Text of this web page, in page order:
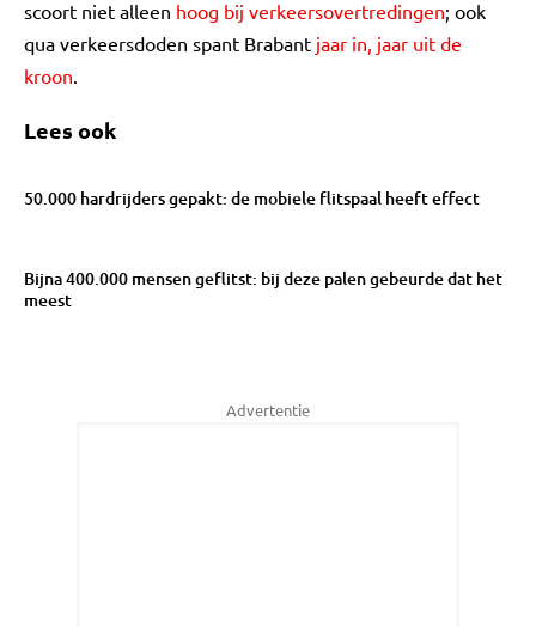
scoort niet alleen hoog bij verkeersovertredingen; ook
qua verkeersdoden spant Brabant jaar in, jaar uit de
kroon.
Lees ook
50.000 hardrijders gepakt: de mobiele flitspaal heeft effect
Bijna 400.000 mensen geflitst: bij deze palen gebeurde dat het
meest
Advertentie